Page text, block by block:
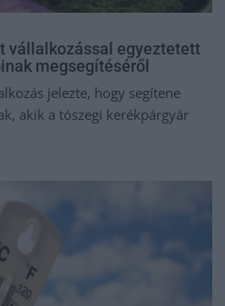
vállalkozással egyeztetett
megsegítéséről
jelezte, hogy segítene
akik a tószegi kerékpárgyár